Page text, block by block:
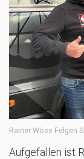
Rainer Wöss Felgen
Aufgefallen ist